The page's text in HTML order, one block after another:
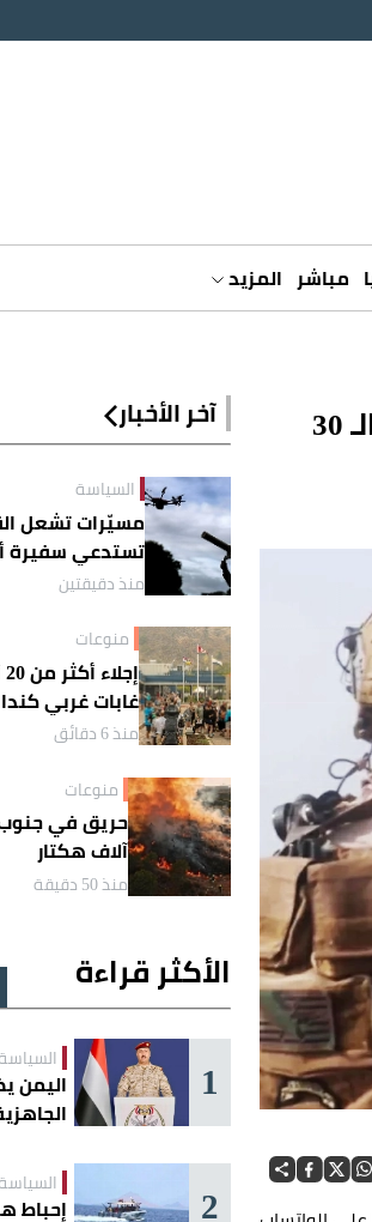
مباشر المزيد
«هرمز» في ربع الساعة الأخيرة.. هل تنجح باكستان في انتزاع مهلة الـ 30
آخر الأخبار
السياسة
مسيّرات تشعل
تستدعي سفيرة
منذ دقيقتين
منوعات
غابات غربي كندا
منذ 6 دقائق
منوعات
آلاف هكتار
منذ 50 دقيقة
الأكثر قراءة
1
اليمن
2
إحباط